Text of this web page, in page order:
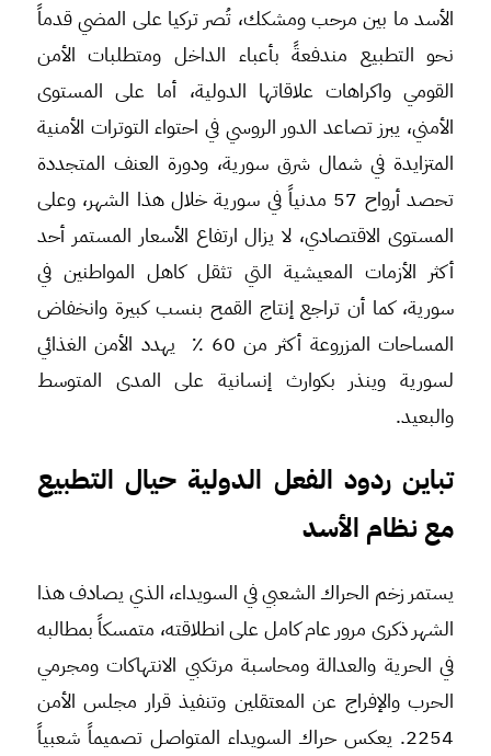
الأسد ما بين مرحب ومشكك، تُصر تركيا على المضي قدماً
نحو التطبيع مندفعةً بأعباء الداخل ومتطلبات الأمن
القومي واكراهات علاقاتها الدولية، أما على المستوى
الأمني، يبرز تصاعد الدور الروسي في احتواء التوترات الأمنية
المتزايدة في شمال شرق سورية، ودورة العنف المتجددة
تحصد أرواح 57 مدنياً في سورية خلال هذا الشهر، وعلى
المستوى الاقتصادي، لا يزال ارتفاع الأسعار المستمر أحد
أكثر الأزمات المعيشية التي تثقل كاهل المواطنين في
سورية، كما أن تراجع إنتاج القمح بنسب كبيرة وانخفاض
المساحات المزروعة أكثر من 60 ٪ يهدد الأمن الغذائي
لسورية وينذر بكوارث إنسانية على المدى المتوسط
والبعيد.
تباين ردود الفعل الدولية حيال التطبيع
مع نظام الأسد
يستمر زخم الحراك الشعبي في السويداء، الذي يصادف هذا
الشهر ذكرى مرور عام كامل على انطلاقته، متمسكاً بمطالبه
في الحرية والعدالة ومحاسبة مرتكبي الانتهاكات ومجرمي
الحرب والإفراج عن المعتقلين وتنفيذ قرار مجلس الأمن
2254. يعكس حراك السويداء المتواصل تصميماً شعبياً